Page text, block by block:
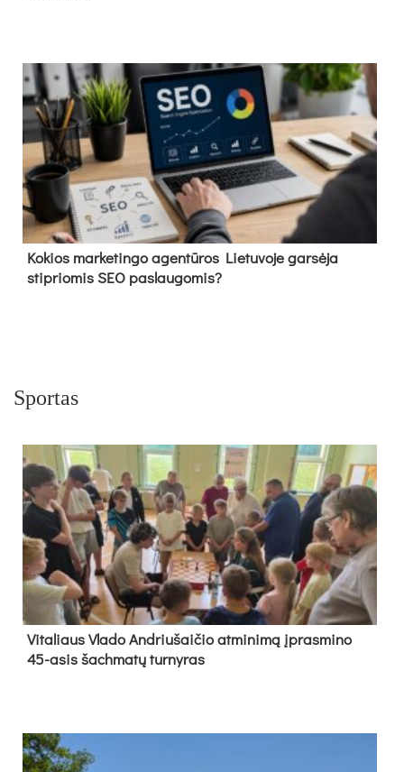
Kokios marketingo agentūros Lietuvoje garsėja
stipriomis SEO paslaugomis?
Sportas
Vi­ta­liaus Vla­do And­riu­šai­čio at­mi­ni­mą įpras­mi­no
45-asis šach­ma­tų tur­ny­ras